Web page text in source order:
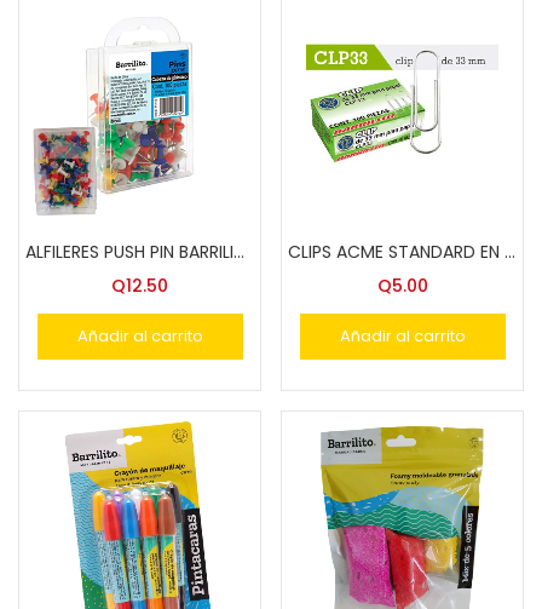
Lost password?
ALFILERES PUSH PIN BARRILITO 2275 PIW13 100 UNIDADES
Q12.50
Añadir al carrito
CLIPS ACME STANDARD EN CAJA CLP33
Q5.00
Añadir al carrito